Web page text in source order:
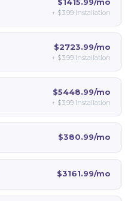
+ $3.99 Installation
$2723.99/mo
+ $3.99 Installation
$5448.99/mo
+ $3.99 Installation
$380.99/mo
$3161.99/mo